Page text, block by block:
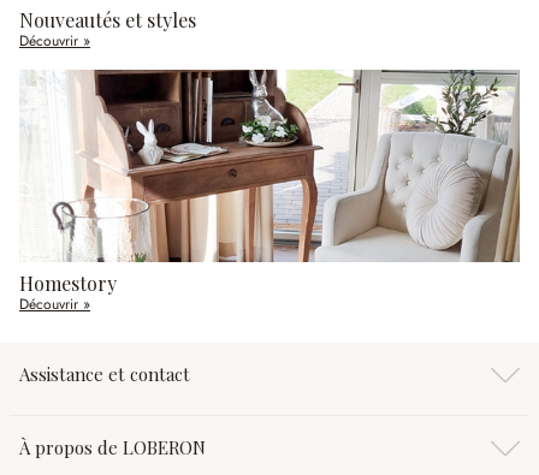
Nouveautés et styles
Découvrir »
Homestory
Découvrir »
Assistance et contact
À propos de LOBERON